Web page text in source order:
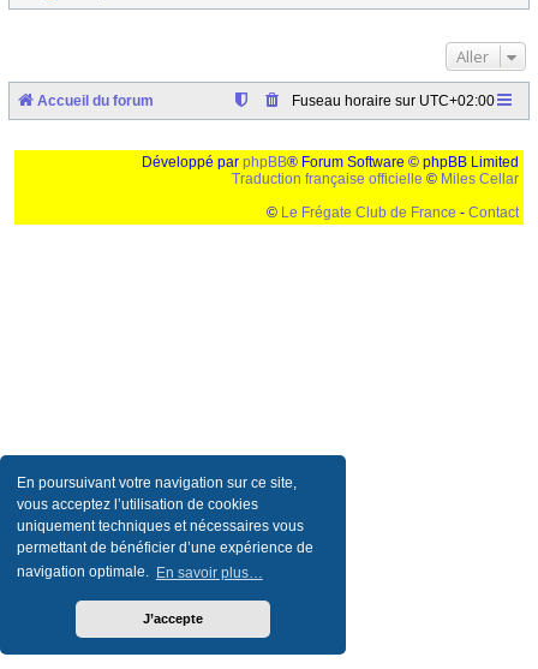
En poursuivant votre navigation sur ce site,
vous acceptez l’utilisation de cookies
uniquement techniques et nécessaires vous
permettant de bénéficier d’une expérience de
navigation optimale. En savoir plus…
J’accepte
Aller
Accueil du forum Fuseau horaire sur UTC+02:00
Développé par phpBB® Forum Software © phpBB Limited
Traduction française officielle © Miles Cellar
© Le Frégate Club de France - Contact